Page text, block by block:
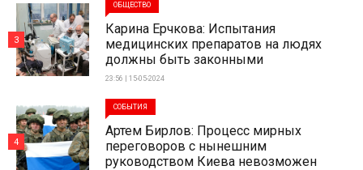
ОБЩЕСТВО
Карина Ерчкова: Испытания
медицинских препаратов на людях
должны быть законными
23:56 | 15-05-2024
3
СОБЫТИЯ
Артем Бирлов: Процесс мирных
переговоров с нынешним
руководством Киева невозможен
4